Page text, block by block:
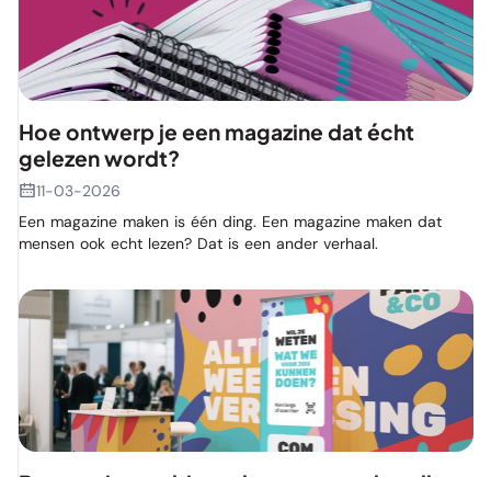
Hoe ontwerp je een magazine dat écht
gelezen wordt?
11-03-2026
Een magazine maken is één ding. Een magazine maken dat
mensen ook echt lezen? Dat is een ander verhaal.